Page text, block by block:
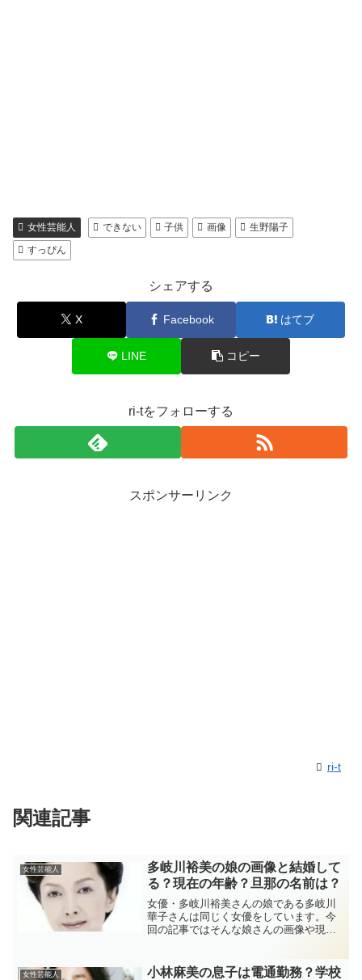
女性芸能人 できない 子供 画像
生野陽子
すっぴん
シェアする
X Facebook はてブ
LINE コピー
ri-tをフォローする
スポンサーリンク
ri-t
関連記事
女性芸能人
多岐川裕美の娘の画像と結婚して
る？現在の年齢？旦那の名前は？
女優・多岐川裕美さんの娘である多岐川
華子さんは同じく女優をしています。今
回の記事ではそんな娘さんの画像や現在
チしてみました！
女性芸能人
小林麻美の息子は電通勤務？学校